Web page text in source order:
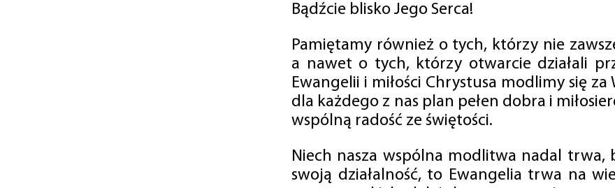
Bądźcie blisko Jego Serca!
Pamiętamy również o tych, którzy nie
a nawet o tych, którzy otwarcie działali
Ewangelii i miłości Chrystusa modlimy się za
dla każdego z nas plan pełen dobra i
wspólną radość ze świętości.
Niech nasza wspólna modlitwa nadal trwa,
swoją działalność, to Ewangelia trwa na